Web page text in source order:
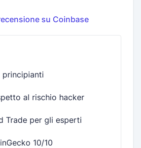
su Coinbase
principianti
al rischio hacker
Trade per gli esperti
10/10